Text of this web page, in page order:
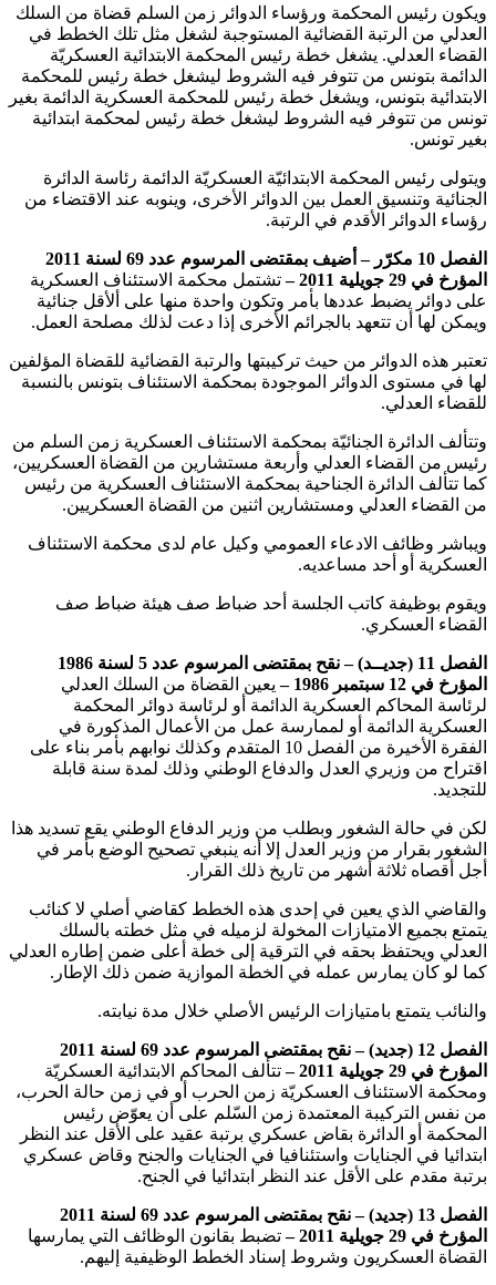
ويكون رئيس المحكمة ورؤساء الدوائر زمن السلم قضاة من السلك
العدلي من الرتبة القضائية المستوجبة لشغل مثل تلك الخطط في
القضاء العدلي. يشغل خطة رئيس المحكمة الابتدائية العسكريّة
الدائمة بتونس من تتوفر فيه الشروط ليشغل خطة رئيس للمحكمة
الابتدائية بتونس، ويشغل خطة رئيس للمحكمة العسكرية الدائمة بغير
تونس من تتوفر فيه الشروط ليشغل خطة رئيس لمحكمة ابتدائية
بغير تونس.
ويتولى رئيس المحكمة الابتدائيّة العسكريّة الدائمة رئاسة الدائرة
الجنائية وتنسيق العمل بين الدوائر الأخرى، وينوبه عند الاقتضاء من
رؤساء الدوائر الأقدم في الرتبة.
الفصل 10 مكرّر – أضيف
بمقتضى المرسوم عدد 69 لسنة 2011
المؤرخ في 29 جويلية 2011 –
تشتمل محكمة الاستئناف العسكرية
على دوائر يضبط عددها بأمر وتكون واحدة منها على ألأقل جنائية
ويمكن لها أن تتعهد بالجرائم الأخرى إذا دعت لذلك مصلحة العمل.
تعتبر هذه الدوائر من حيث تركيبتها والرتبة القضائية للقضاة المؤلفين
لها في مستوى الدوائر الموجودة بمحكمة الاستئناف بتونس بالنسبة
للقضاء العدلي.
وتتألف الدائرة الجنائيّة بمحكمة الاستئناف العسكرية زمن السلم من
رئيس من القضاء العدلي وأربعة مستشارين من القضاة العسكريين،
كما تتألف الدائرة الجناحية بمحكمة الاستئناف العسكرية من رئيس
من القضاء العدلي ومستشارين اثنين من القضاة العسكريين.
ويباشر وظائف الادعاء العمومي وكيل عام لدى محكمة الاستئناف
العسكرية أو أحد مساعديه.
ويقوم بوظيفة كاتب الجلسة أحد ضباط صف هيئة ضباط صف
القضاء العسكري.
الفصل 11 (جديــد) –
نقح بمقتضى المرسوم عدد 5 لسنة 1986
المؤرخ في 12 سبتمبر 1986 –
يعين القضاة من السلك العدلي
لرئاسة المحاكم العسكرية الدائمة أو لرئاسة دوائر المحكمة
العسكرية الدائمة أو لممارسة عمل من الأعمال المذكورة في
الفقرة الأخيرة من الفصل 10 المتقدم وكذلك نوابهم بأمر بناء على
اقتراح من وزيري العدل والدفاع الوطني وذلك لمدة سنة قابلة
للتجديد.
لكن في حالة الشغور وبطلب من وزير الدفاع الوطني يقع تسديد هذا
الشغور بقرار من وزير العدل إلا أنه ينبغي تصحيح الوضع بأمر في
أجل أقصاه ثلاثة أشهر من تاريخ ذلك القرار.
والقاضي الذي يعين في إحدى هذه الخطط كقاضي أصلي لا كنائب
يتمتع بجميع الامتيازات المخولة لزميله في مثل خطته بالسلك
العدلي ويحتفظ بحقه في الترقية إلى خطة أعلى ضمن إطاره العدلي
كما لو كان يمارس عمله في الخطة الموازية ضمن ذلك الإطار.
والنائب يتمتع بامتيازات الرئيس الأصلي خلال مدة نيابته.
الفصل 12 (جديد) – نقح
بمقتضى المرسوم عدد 69 لسنة 2011
المؤرخ في 29 جويلية 2011 –
تتألف المحاكم الابتدائية العسكريّة
ومحكمة الاستئناف العسكريّة زمن الحرب أو في زمن حالة الحرب،
من نفس التركيبة المعتمدة زمن السّلم على أن يعوّض رئيس
المحكمة أو الدائرة بقاض عسكري برتبة عقيد على الأقل عند النظر
ابتدائيا في الجنايات واستئنافيا في الجنايات والجنح وقاض عسكري
برتبة مقدم على الأقل عند النظر ابتدائيا في الجنح.
الفصل 13 (جديد) – نقح
بمقتضى المرسوم عدد 69 لسنة 2011
المؤرخ في 29 جويلية 2011 –
تضبط بقانون الوظائف التي يمارسها
القضاة العسكريون وشروط إسناد الخطط الوظيفية إليهم.